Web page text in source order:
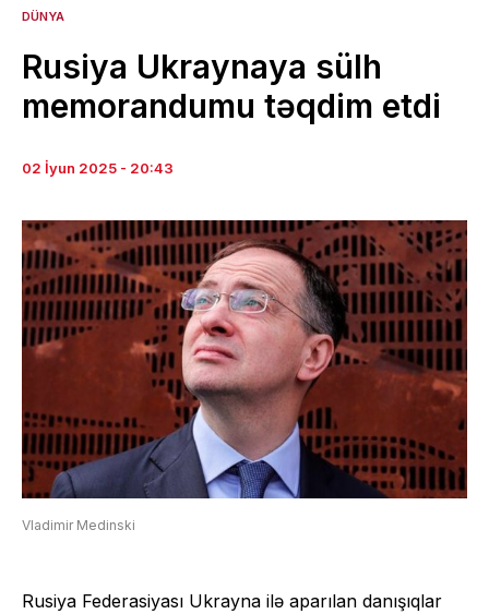
DÜNYA
Rusiya Ukraynaya sülh
memorandumu təqdim etdi
02 İyun 2025 - 20:43
Vladimir Medinski
Rusiya Federasiyası Ukrayna ilə aparılan danışıqlar